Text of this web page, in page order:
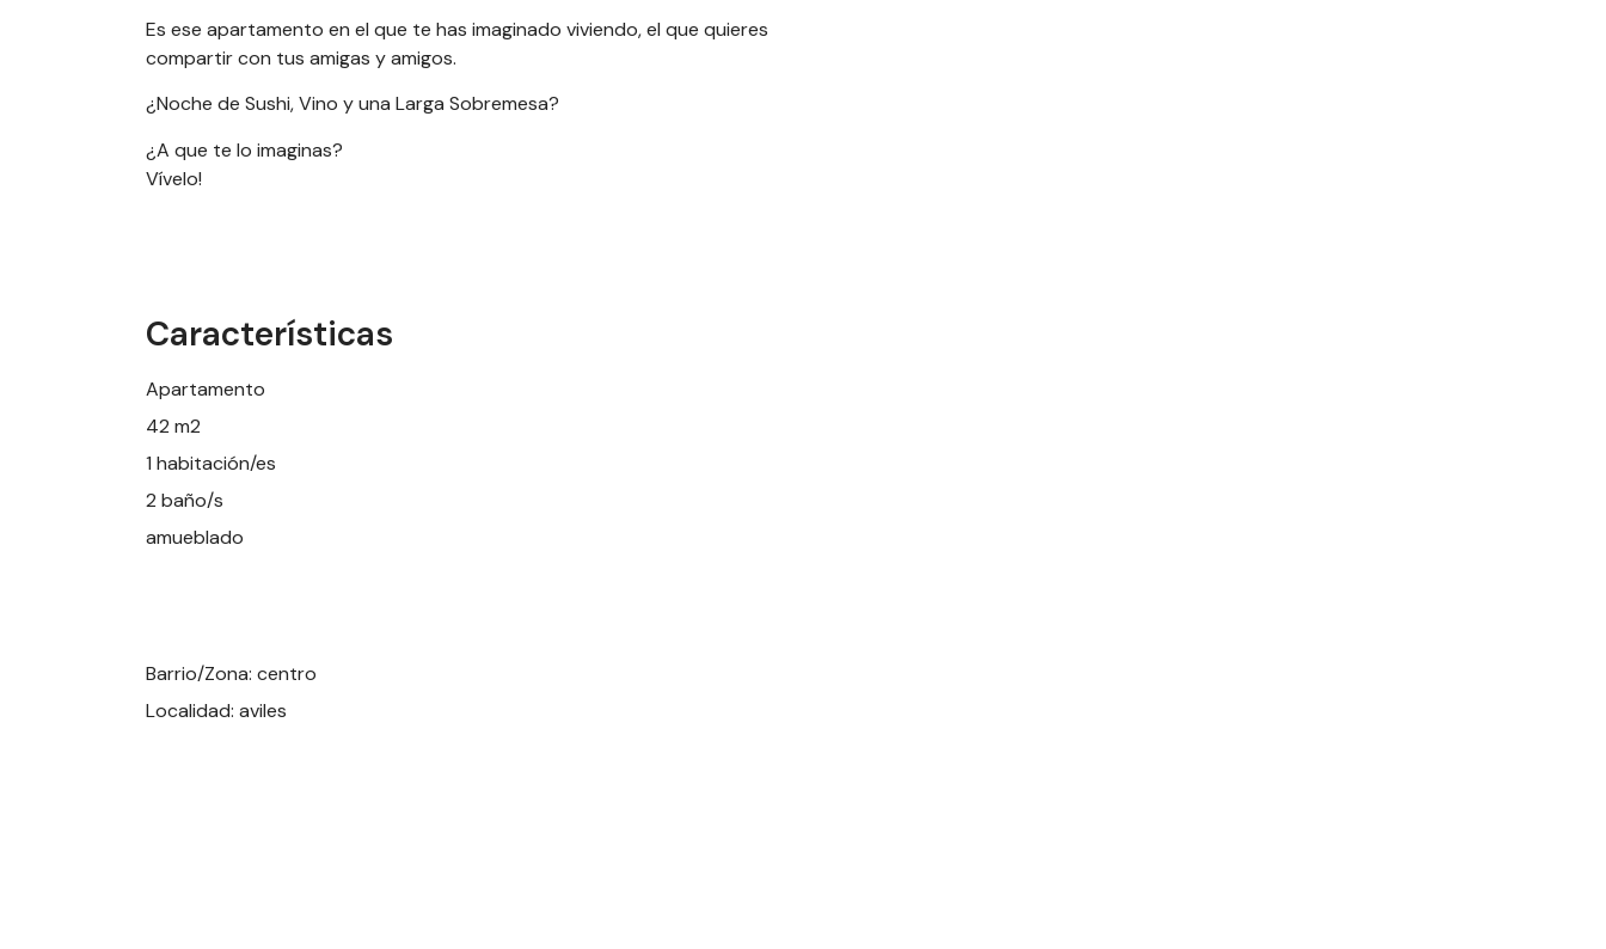
Es ese apartamento en el que te has imaginado viviendo, el que quieres
compartir con tus amigas y amigos.
¿Noche de Sushi, Vino y una Larga Sobremesa?
¿A que te lo imaginas?
Vívelo!
Características
Apartamento
42 m2
1 habitación/es
2 baño/s
amueblado
Barrio/Zona: centro
Localidad: aviles